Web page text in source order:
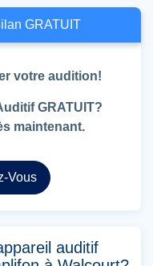
GRATUIT
votre audition!
GRATUIT?
maintenant.
Vous
auditif